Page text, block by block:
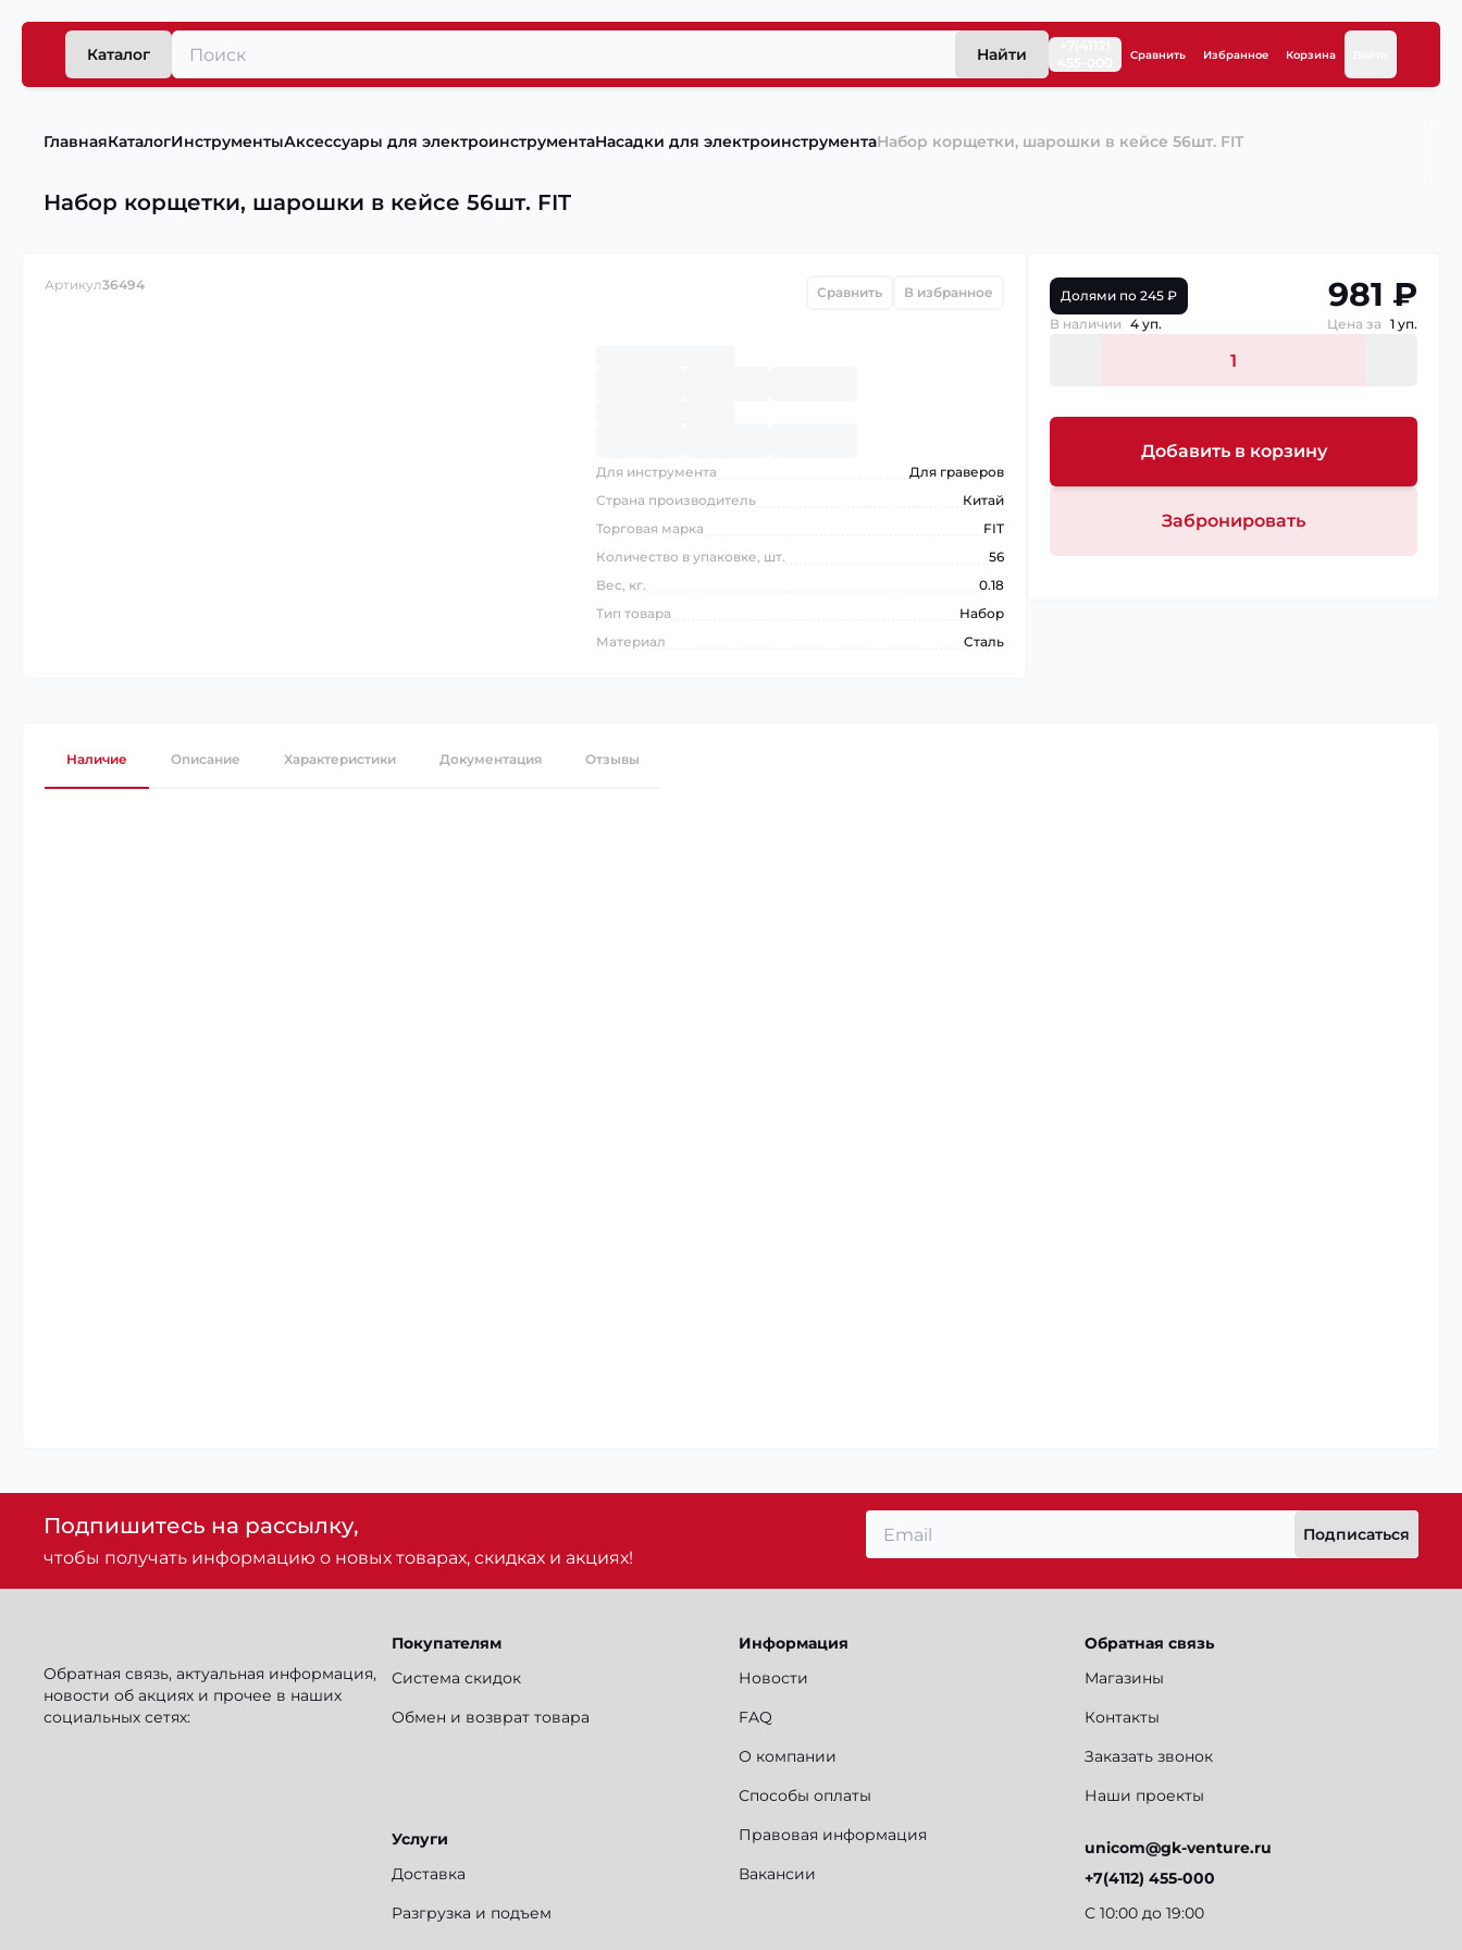
Каталог Найти Сравнить Избранное Корзина
ГлавнаяКаталогИнструментыАксессуары для электроинструментаНасадки для электроинструментаНабор корщетки, шарошки в кейсе 56шт. FIT
Набор корщетки, шарошки в кейсе 56шт. FIT
Артикул36494 Сравнить В избранное
Для инструмента
Для граверов
Страна производитель
Китай
Торговая марка
FIT
Количество в упаковке, шт.
56
Вес, кг.
0.18
Тип товара
Набор
Материал
Cталь
Долями по 245 ₽ 981 ₽
В наличии 4 уп. Цена за 1 уп.
Добавить в корзину
Забронировать
Наличие Описание Характеристики Документация Отзывы
Подпишитесь на рассылку,
чтобы получать информацию о новых товарах, скидках и акциях!
Подписаться
Обратная связь, актуальная информация,
новости об акциях и прочее в наших
социальных сетях:
Покупателям
Система скидок
Обмен и возврат товара
Услуги
Доставка
Разгрузка и подъем
Информация
Новости
FAQ
О компании
Способы оплаты
Правовая информация
Вакансии
Обратная связь
Магазины
Контакты
Заказать звонок
Наши проекты
unicom@gk-venture.ru
+7(4112) 455-000
С 10:00 до 19:00